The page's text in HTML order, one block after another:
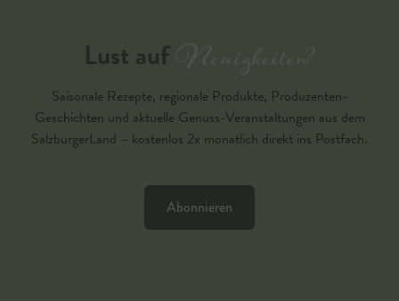
Lust aufNeuigkeiten?
Saisonale Rezepte, regionale Produkte, Produzenten-
Geschichten und aktuelle Genuss-Veranstaltungen aus dem
SalzburgerLand – kostenlos 2x monatlich direkt ins Postfach.
Abonnieren